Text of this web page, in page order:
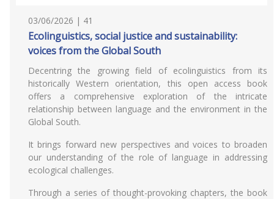
03/06/2026 | 41
Ecolinguistics, social justice and sustainability:
voices from the Global South
Decentring the growing field of ecolinguistics from its
historically Western orientation, this open access book
offers a comprehensive exploration of the intricate
relationship between language and the environment in the
Global South.
It brings forward new perspectives and voices to broaden
our understanding of the role of language in addressing
ecological challenges.
Through a series of thought-provoking chapters, the book